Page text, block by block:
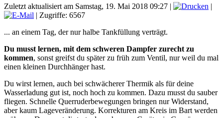
Zuletzt aktualisiert am Samstag, 19. Mai 2018 09:27 |
|
| Zugriffe: 6567
... an einem Tag, der nur halbe Tankfüllung verträgt.
Du musst lernen, mit dem schweren Dampfer zurecht zu
kommen, sonst greifst du später zu früh zum Ventil, nur weil du mal
einen kleinen Durchhänger hast.
Du wirst lernen, auch bei schwächerer Thermik als für deine
Wasserladung gut ist, noch hoch zu kommen. Dazu musst du sauber
fliegen. Schnelle Querruderbewegungen bringen nur Widerstand,
aber kaum Lageveränderung. Korrekturen am Kreis im Bart werden